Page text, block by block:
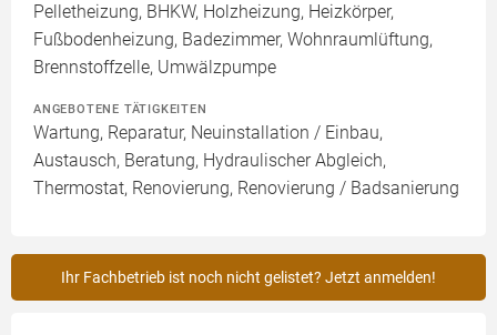
Pelletheizung, BHKW, Holzheizung, Heizkörper,
Fußbodenheizung, Badezimmer, Wohnraumlüftung,
Brennstoffzelle, Umwälzpumpe
ANGEBOTENE TÄTIGKEITEN
Wartung, Reparatur, Neuinstallation / Einbau,
Austausch, Beratung, Hydraulischer Abgleich,
Thermostat, Renovierung, Renovierung / Badsanierung
Ihr Fachbetrieb ist noch nicht gelistet? Jetzt anmelden!